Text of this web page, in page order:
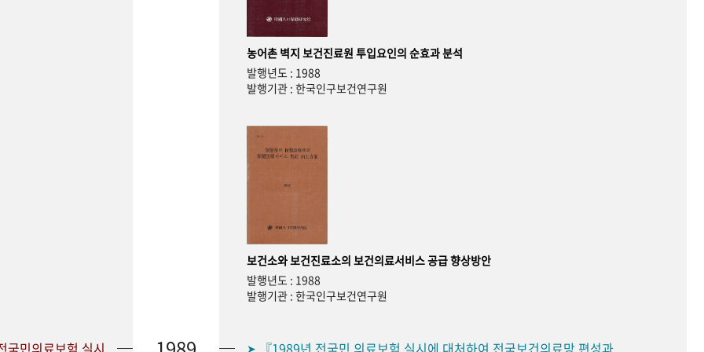
농어촌 벽지 보건진료원 투입요인의 순효과 분석
발행년도 : 1988
발행기관 : 한국인구보건연구원
보건소와 보건진료소의 보건의료서비스 공급 향상방안
발행년도 : 1988
발행기관 : 한국인구보건연구원
➤